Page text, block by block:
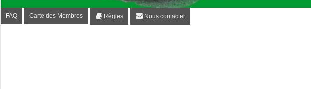
FAQ Carte des Membres Règles Nous contacter